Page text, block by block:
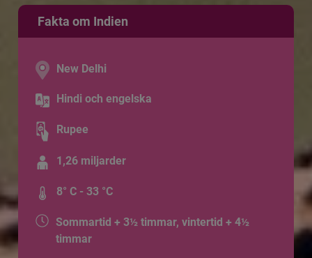
Fakta om Indien
New Delhi
Hindi och engelska
Rupee
1,26 miljarder
8° C - 33 °C
Sommartid + 3½ timmar, vintertid + 4½
timmar